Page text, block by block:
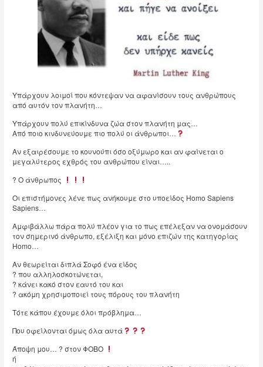
Υπάρχουν λoιμοί που κόντεψαν να αφανίσουν τους ανθρώπους
από αυτόν τον πλανήτη…
Υπάρχουν πολύ επικίνδυνα ζώα στον πλανήτη μας…
Από ποιο κινδυνεύουμε πιο πολύ οι άνθρωποι…
Αν εξαιρέσουμε το κουνούπι όσο οξύμωρο και αν φαίνεται ο
μεγαλύτερος εχθρός του ανθρώπου είναι…..
? Ο άνθρωπος
Οι επιστήμονες λένε πως ανήκουμε στο υποείδος Homo Sapiens
Sapiens…
Αμφιβάλλω πάρα πολύ πλέον για το πως επέλεξαν να ονομάσουν
τον σημερινό άνθρωπο, εξέλιξη και μόνο επιζών της κατηγορίας
Homo…
Αν θεωρείται διπλά Σοφό ένα είδος
? που αλληλοσκοτώνεται,
? κάνει κακό στον εαυτό του και
? ακόμη χρησιμοποιεί τους πόρους του πλανήτη
Τότε κάπου έχουμε όλοι πρόβλημα…
Που οφείλονται όμως όλα αυτά
Άποψη μου… ? στον ΦΟΒΟ
ή